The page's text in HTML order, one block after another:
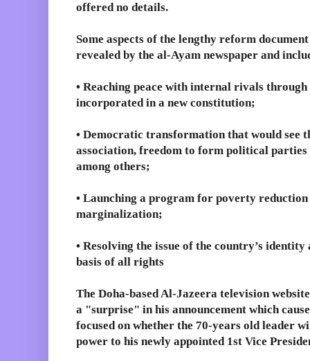
offered no details.
Some aspects of the lengthy reform
revealed by the al-Ayam newspaper and
• Reaching peace with internal rivals
incorporated in a new constitution;
• Democratic transformation that would see
association, freedom to form political parties
among others;
• Launching a program for poverty
marginalization;
• Resolving the issue of the country’s
basis of all rights
The Doha-based Al-Jazeera television
a "surprise" in his announcement which
focused on whether the 70-years old leader
power to his newly appointed 1st Vice